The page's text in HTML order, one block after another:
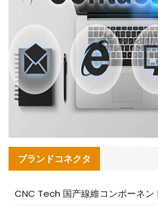
ブランドコネクタ